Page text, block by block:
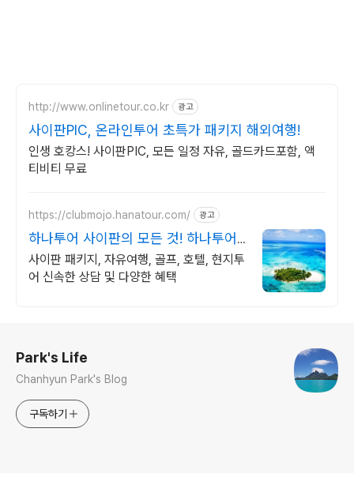
http://www.onlinetour.co.kr 광고
사이판PIC, 온라인투어 초특가 패키지 해외여행!
인생 호캉스! 사이판PIC, 모든 일정 자유, 골드카드포함, 액
티비티 무료
https://clubmojo.hanatour.com/ 광고
하나투어 사이판의 모든 것! 하나투어
공식인증 예약센터
사이판 패키지, 자유여행, 골프, 호텔, 현지투
어 신속한 상담 및 다양한 혜택
Park's Life
Chanhyun Park's Blog
구독하기